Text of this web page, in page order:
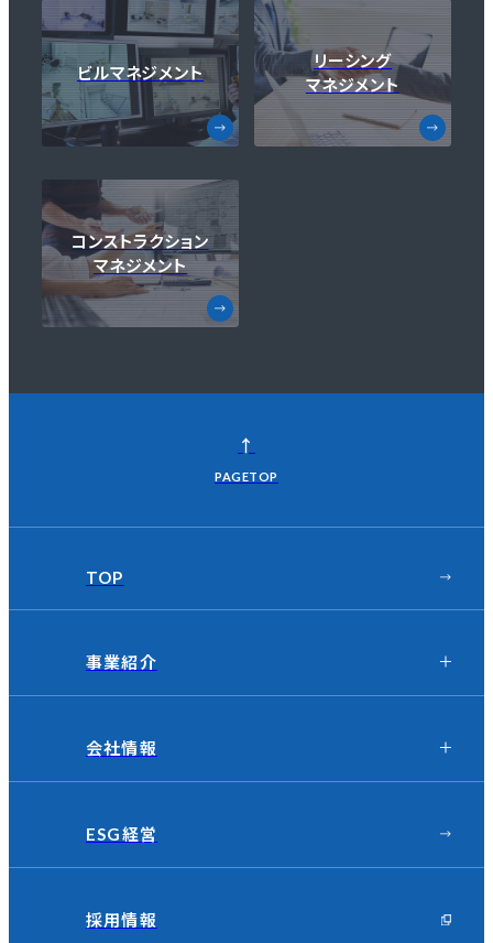
ビルマネジメント
リーシング
マネジメント
コンストラクション
マネジメント
↑
PAGETOP
TOP
事業紹介
会社情報
ESG経営
採用情報